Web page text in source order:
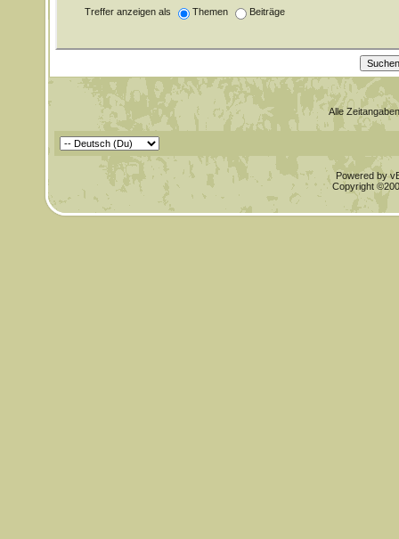
Treffer anzeigen als Themen Beiträge
Alle
Powered by
Copyright